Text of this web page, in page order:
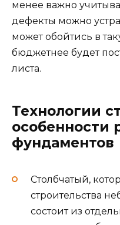
менее важно
дефекты можно
может обойтись в
бюджетнее будет
листа.
Технологии
особенности
фундаментов
Столбчатый,
строительства
состоит из